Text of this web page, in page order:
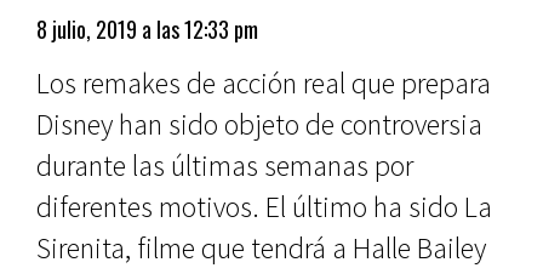
8 julio, 2019 a las 12:33 pm
Los remakes de acción real que prepara
Disney han sido objeto de controversia
durante las últimas semanas por
diferentes motivos. El último ha sido La
Sirenita, filme que tendrá a Halle Bailey